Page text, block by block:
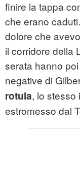
finire la tappa
che erano
dolore che
il corridore della
serata hanno
negative di
rotula, lo stesso
estromesso dal